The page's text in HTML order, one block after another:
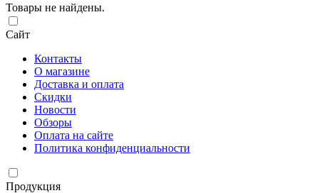
Товары не найдены.
Сайт
Контакты
О магазине
Доставка и оплата
Скидки
Новости
Обзоры
Оплата на сайте
Политика конфиденциальности
Продукция